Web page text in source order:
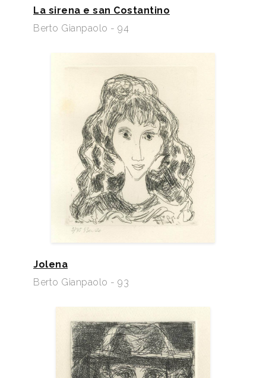
La sirena e san Costantino
Berto Gianpaolo - 94
Jolena
Berto Gianpaolo - 93